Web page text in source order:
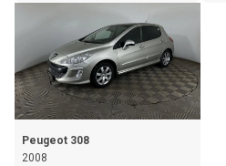
Peugeot 308
2008